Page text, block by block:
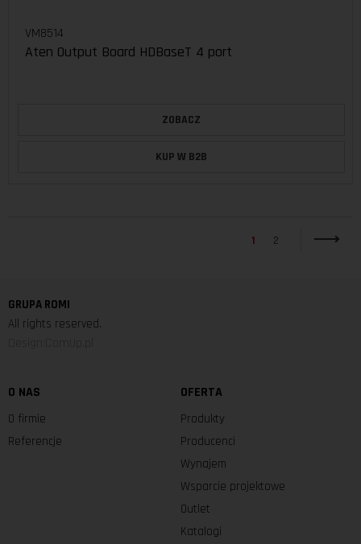
VM8514
Aten Output Board HDBaseT 4 port
ZOBACZ
KUP W B2B
1 2
GRUPA ROMI
All rights reserved.
O NAS
O firmie
Referencje
OFERTA
Produkty
Producenci
Wynajem
Wsparcie projektowe
Outlet
Katalogi